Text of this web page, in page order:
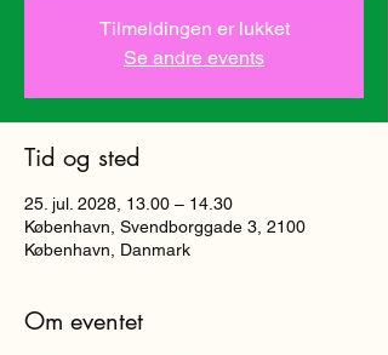
Tilmeldingen er lukket
Se andre events
Tid og sted
25. jul. 2028, 13.00 – 14.30
København, Svendborggade 3, 2100
København, Danmark
Om eventet